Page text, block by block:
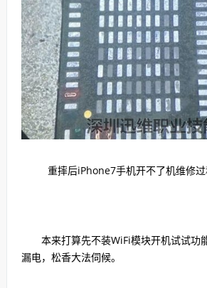
重摔后iPhone7手机开不了机维修过
本来打算先不装WiFi模块开机试试功
漏电，松香大法伺候。